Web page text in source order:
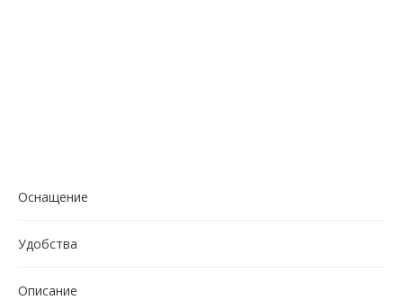
Оснащение
Удобства
Описание